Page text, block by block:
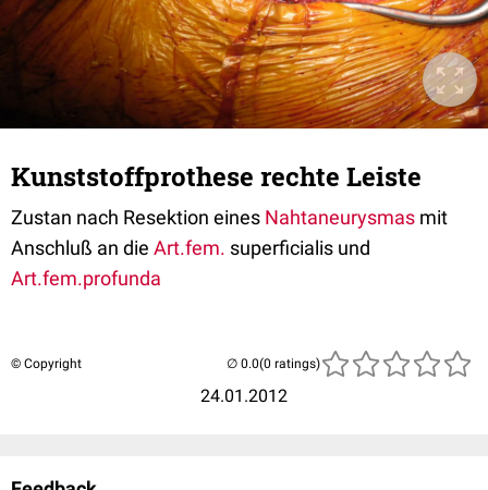
Kunststoffprothese rechte Leiste
Zustan nach Resektion eines Nahtaneurysmas mit
Anschluß an die Art.fem. superficialis und
Art.fem.profunda
© Copyright
24.01.2012
(0 ratings)